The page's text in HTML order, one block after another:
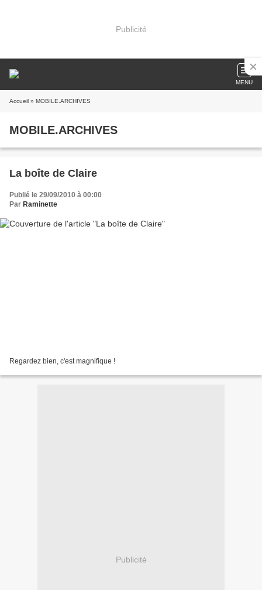
Publicité
MENU
Accueil » MOBILE.ARCHIVES
MOBILE.ARCHIVES
La boîte de Claire
Publié le 29/09/2010 à 00:00
Par Raminette
Regardez bien, c'est magnifique !
Publicité